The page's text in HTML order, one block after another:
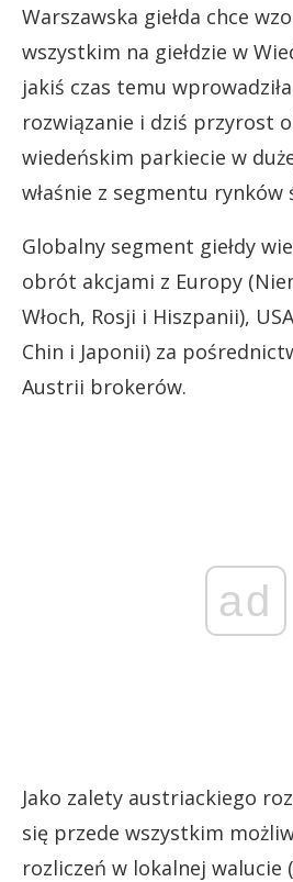
Warszawska giełda chce
wszystkim na giełdzie w
jakiś czas temu
rozwiązanie i dziś przyrost
wiedeńskim parkiecie w
właśnie z segmentu rynków
Globalny segment giełdy
obrót akcjami z Europy
Włoch, Rosji i Hiszpanii),
Chin i Japonii) za
Austrii brokerów.
ad
Jako zalety austriackiego
się przede wszystkim
rozliczeń w lokalnej walucie